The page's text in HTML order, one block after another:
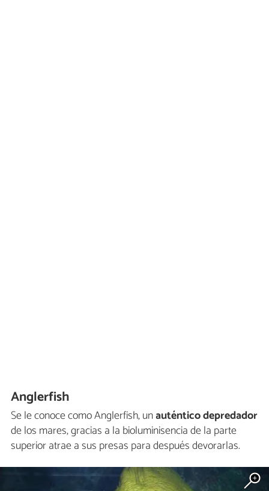
Anglerfish
Se le conoce como Anglerfish, unauténtico depredador
de los mares, gracias a la bioluminisencia de la parte
superior atrae a sus presas para después devorarlas.